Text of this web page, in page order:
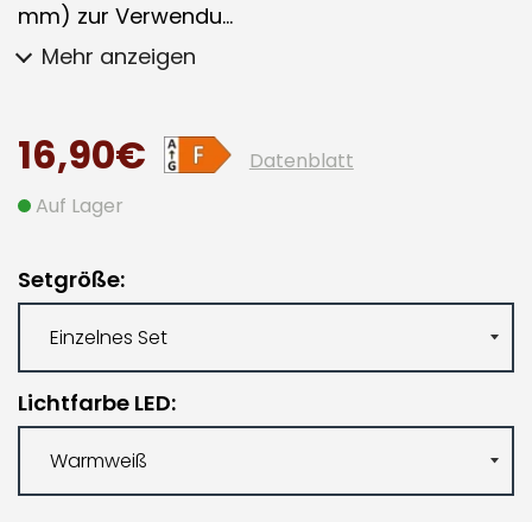
mm) zur Verwendu...
Mehr anzeigen
16,90€
Datenblatt
Auf Lager
Setgröße
Lichtfarbe LED